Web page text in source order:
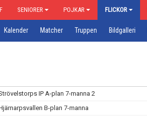
SENIORER POJKAR FLICKOR
Kalender Matcher Truppen Bildgalleri
IP A-plan 7-manna 2
B-plan 7-manna